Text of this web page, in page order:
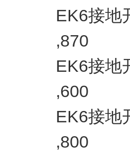
EK6接地
,870
EK6接地
,600
EK6接地
,800